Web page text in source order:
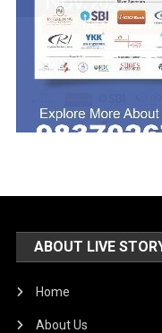
ABOUT LIVE
Home
About Us